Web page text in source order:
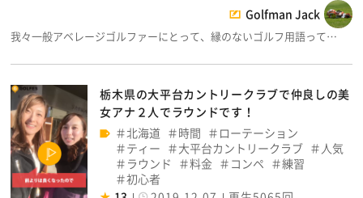
Golfman Jack
我々一般アベレージゴルファーにとって、縁のないゴルフ用語って…
栃木県の大平台カントリークラブで仲良しの美
女アナ２人でラウンドです！
北海道
時間
ローテーション
ティー
大平台カントリークラブ
人気
ラウンド
料金 コンペ
練習
初心者